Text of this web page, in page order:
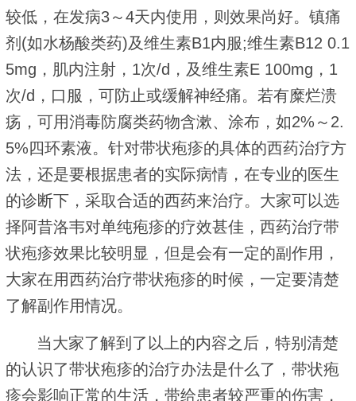
较低，在发病3～4天内使用，则效果尚好。镇痛
剂(如水杨酸类药)及维生素B1内服;维生素B12 0.1
5mg，肌内注射，1次/d，及维生素E 100mg，1
次/d，口服，可防止或缓解神经痛。若有糜烂溃
疡，可用消毒防腐类药物含漱、涂布，如2%～2.
5%四环素液。针对带状疱疹的具体的西药治疗方
法，还是要根据患者的实际病情，在专业的医生
的诊断下，采取合适的西药来治疗。大家可以选
择阿昔洛韦对单纯疱疹的疗效甚佳，西药治疗带
状疱疹效果比较明显，但是会有一定的副作用，
大家在用西药治疗带状疱疹的时候，一定要清楚
了解副作用情况。
当大家了解到了以上的内容之后，特别清楚
的认识了带状疱疹的治疗办法是什么了，带状疱
疹会影响正常的生活，带给患者较严重的伤害，